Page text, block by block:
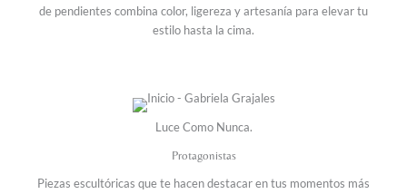
de pendientes combina color, ligereza y artesanía para elevar tu
estilo hasta la cima.
Luce Como Nunca.
Protagonistas
Piezas escultóricas que te hacen destacar en tus momentos más